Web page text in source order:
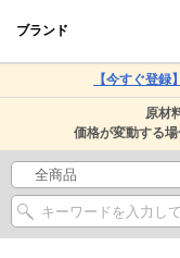
ブランド
【今すぐ登録】
原材
価格が変動する場